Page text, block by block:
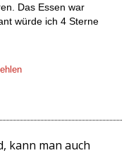
Das Essen war
würde ich 4 Sterne
kann man auch